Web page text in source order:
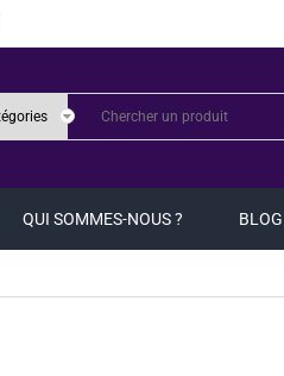
QUI SOMMES-NOUS ? BLOG